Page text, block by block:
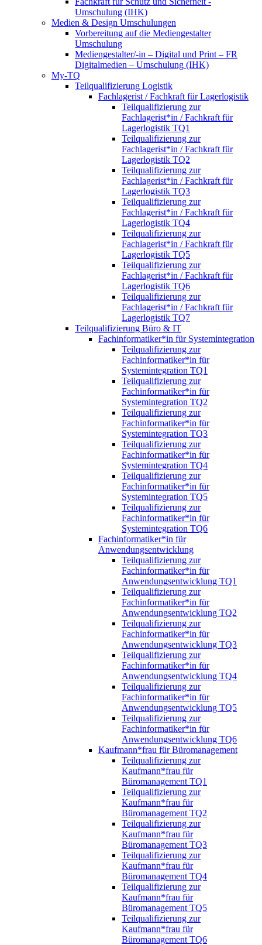
Umschulung (IHK)
Medien & Design Umschulungen
Vorbereitung auf die Mediengestalter
Umschulung
Mediengestalter/-in – Digital und Print – FR
Digitalmedien – Umschulung (IHK)
My-TQ
Teilqualifizierung Logistik
Fachlagerist / Fachkraft für Lagerlogistik
Teilqualifizierung zur
Fachlagerist*in / Fachkraft für
Lagerlogistik TQ1
Teilqualifizierung zur
Fachlagerist*in / Fachkraft für
Lagerlogistik TQ2
Teilqualifizierung zur
Fachlagerist*in / Fachkraft für
Lagerlogistik TQ3
Teilqualifizierung zur
Fachlagerist*in / Fachkraft für
Lagerlogistik TQ4
Teilqualifizierung zur
Fachlagerist*in / Fachkraft für
Lagerlogistik TQ5
Teilqualifizierung zur
Fachlagerist*in / Fachkraft für
Lagerlogistik TQ6
Teilqualifizierung zur
Fachlagerist*in / Fachkraft für
Lagerlogistik TQ7
Teilqualifizierung Büro & IT
Fachinformatiker*in für Systemintegration
Teilqualifizierung zur
Fachinformatiker*in für
Systemintegration TQ1
Teilqualifizierung zur
Fachinformatiker*in für
Systemintegration TQ2
Teilqualifizierung zur
Fachinformatiker*in für
Systemintegration TQ3
Teilqualifizierung zur
Fachinformatiker*in für
Systemintegration TQ4
Teilqualifizierung zur
Fachinformatiker*in für
Systemintegration TQ5
Teilqualifizierung zur
Fachinformatiker*in für
Systemintegration TQ6
Fachinformatiker*in für
Anwendungsentwicklung
Teilqualifizierung zur
Fachinformatiker*in für
Anwendungsentwicklung TQ1
Teilqualifizierung zur
Fachinformatiker*in für
Anwendungsentwicklung TQ2
Teilqualifizierung zur
Fachinformatiker*in für
Anwendungsentwicklung TQ3
Teilqualifizierung zur
Fachinformatiker*in für
Anwendungsentwicklung TQ4
Teilqualifizierung zur
Fachinformatiker*in für
Anwendungsentwicklung TQ5
Teilqualifizierung zur
Fachinformatiker*in für
Anwendungsentwicklung TQ6
Kaufmann*frau für Büromanagement
Teilqualifizierung zur
Kaufmann*frau für
Büromanagement TQ1
Teilqualifizierung zur
Kaufmann*frau für
Büromanagement TQ2
Teilqualifizierung zur
Kaufmann*frau für
Büromanagement TQ3
Teilqualifizierung zur
Kaufmann*frau für
Büromanagement TQ4
Teilqualifizierung zur
Kaufmann*frau für
Büromanagement TQ5
Teilqualifizierung zur
Kaufmann*frau für
Büromanagement TQ6